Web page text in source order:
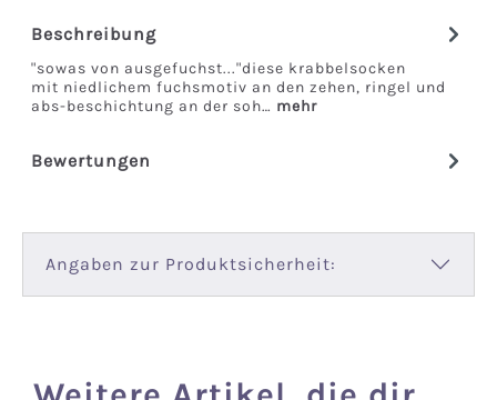
Beschreibung
"sowas von ausgefuchst..."diese krabbelsocken
mit niedlichem fuchsmotiv an den zehen, ringel und
abs-beschichtung an der soh… mehr
Bewertungen
Angaben zur Produktsicherheit:
Produktgalerie überspringen